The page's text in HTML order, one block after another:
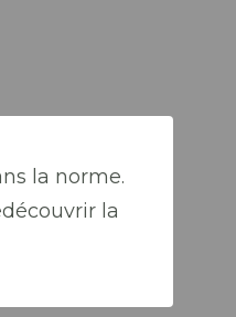
la norme.
la